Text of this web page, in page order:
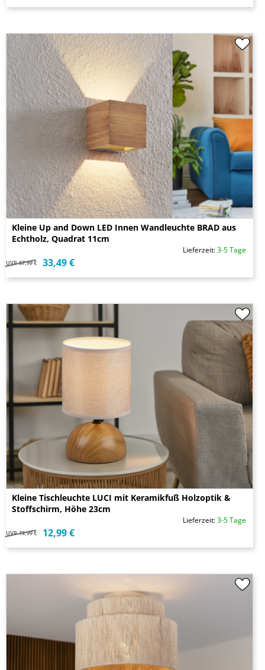
Kleine Up and Down LED Innen Wandleuchte BRAD aus
Echtholz, Quadrat 11cm
Lieferzeit:3-5 Tage
UVP 67,99 € 33,49 €
Kleine Tischleuchte LUCI mit Keramikfuß Holzoptik &
Stoffschirm, Höhe 23cm
Lieferzeit:3-5 Tage
UVP 19,99 € 12,99 €